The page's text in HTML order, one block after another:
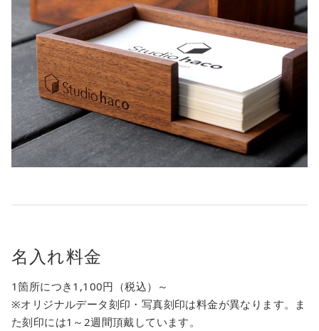
名入れ料金
1箇所につき1,100円（税込）～
※オリジナルデータ刻印・写真刻印は料金が異なります。ま
た刻印には1～2週間頂戴しています。